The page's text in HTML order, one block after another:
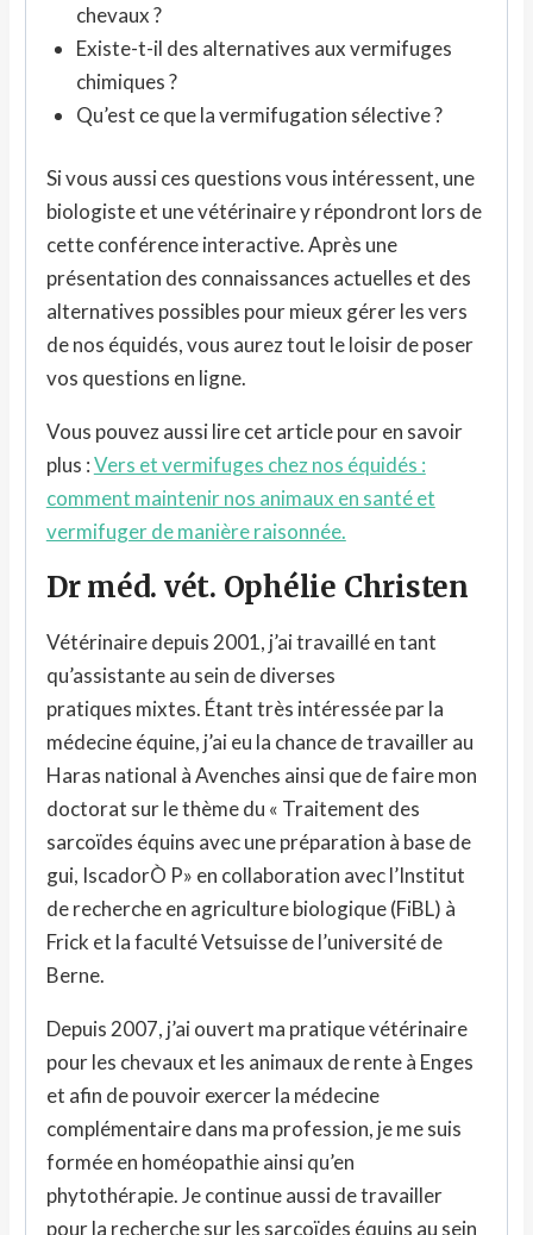
chevaux ?
Existe-t-il des alternatives aux vermifuges
chimiques ?
Qu’est ce que la vermifugation sélective ?
Si vous aussi ces questions vous intéressent, une
biologiste et une vétérinaire y répondront lors de
cette conférence interactive. Après une
présentation des connaissances actuelles et des
alternatives possibles pour mieux gérer les vers
de nos équidés, vous aurez tout le loisir de poser
vos questions en ligne.
Vous pouvez aussi lire cet article pour en savoir
plus :Vers et vermifuges chez nos équidés :
comment maintenir nos animaux en santé et
vermifuger de manière raisonnée.
Dr méd. vét. Ophélie Christen
Vétérinaire depuis 2001, j’ai travaillé en tant
qu’assistante au sein de diverses
pratiques mixtes. Étant très intéressée par la
médecine équine, j’ai eu la chance de travailler au
Haras national à Avenches ainsi que de faire mon
doctorat sur le thème du « Traitement des
sarcoïdes équins avec une préparation à base de
gui, IscadorÒ P» en collaboration avec l’Institut
de recherche en agriculture biologique (FiBL) à
Frick et la faculté Vetsuisse de l’université de
Berne.
Depuis 2007, j’ai ouvert ma pratique vétérinaire
pour les chevaux et les animaux de rente à Enges
et afin de pouvoir exercer la médecine
complémentaire dans ma profession, je me suis
formée en homéopathie ainsi qu’en
phytothérapie. Je continue aussi de travailler
pour la recherche sur les sarcoïdes équins au sein